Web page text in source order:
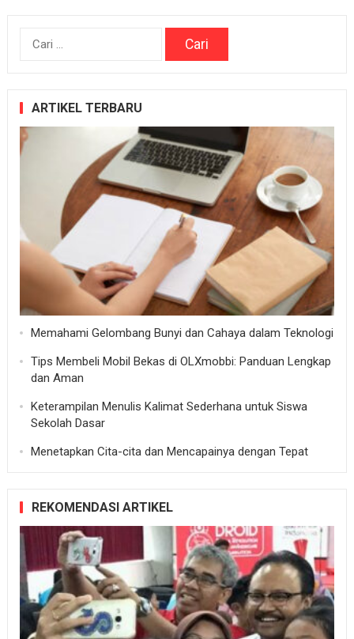
Cari
ARTIKEL TERBARU
Memahami Gelombang Bunyi dan Cahaya dalam Teknologi
Tips Membeli Mobil Bekas di OLXmobbi: Panduan Lengkap
dan Aman
Keterampilan Menulis Kalimat Sederhana untuk Siswa
Sekolah Dasar
Menetapkan Cita-cita dan Mencapainya dengan Tepat
REKOMENDASI ARTIKEL